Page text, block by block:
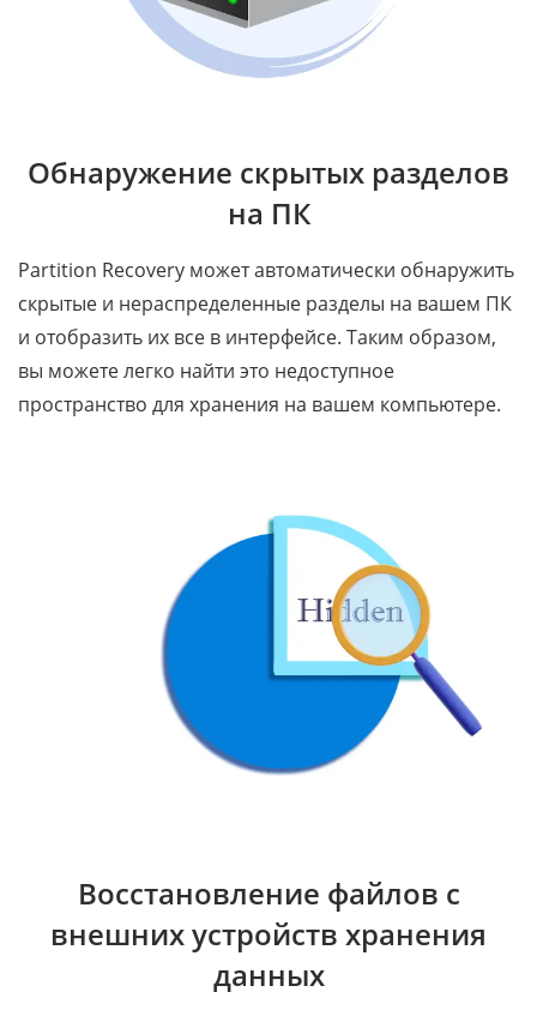
Обнаружение скрытых разделов
на ПК
Partition Recovery может автоматически обнаружить
скрытые и нераспределенные разделы на вашем ПК
и отобразить их все в интерфейсе. Таким образом,
вы можете легко найти это недоступное
пространство для хранения на вашем компьютере.
Восстановление файлов с
внешних устройств хранения
данных